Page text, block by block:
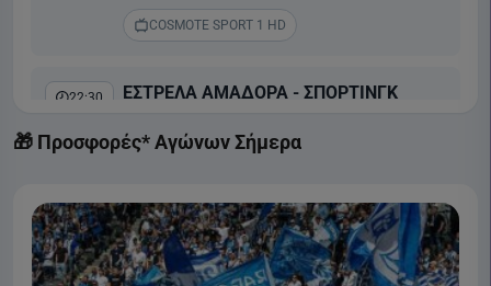
COSMOTE SPORT 1 HD
22:30 ΕΣΤΡΕΛΑ ΑΜΑΔΟΡΑ - ΣΠΟΡΤΙΝΓΚ
COSMOTE SPORT 2 HD
🎁 Προσφορές* Αγώνων Σήμερα